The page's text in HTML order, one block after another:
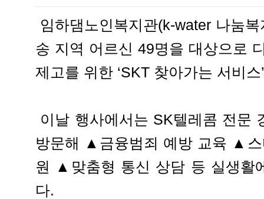
임하댐노인복지관(k-water 나눔
송 지역 어르신 49명을 대상으로
제고를 위한 ‘SKT 찾아가는 서비
이날 행사에서는 SK텔레콤 전문
방문해 ▲금융범죄 예방 교육 ▲스
원 ▲맞춤형 통신 상담 등 실생활
다.